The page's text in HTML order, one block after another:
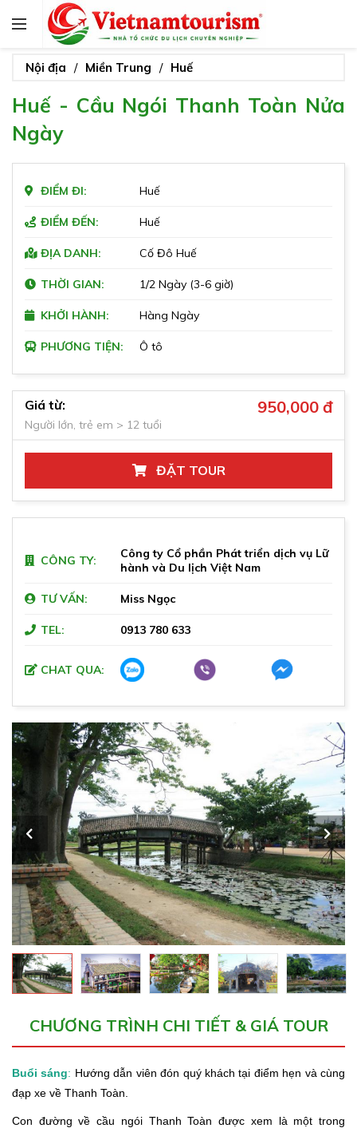
Nội địa Miền Trung Huế
Huế - Cầu Ngói Thanh Toàn Nửa
Ngày
ĐIỂM ĐI: Huế
ĐIỂM ĐẾN: Huế
ĐỊA DANH: Cố Đô Huế
THỜI GIAN: 1/2 Ngày (3-6 giờ)
KHỞI HÀNH: Hàng Ngày
PHƯƠNG TIỆN: Ô tô
Giá từ:
Người lớn, trẻ em > 12 tuổi
950,000 đ
ĐẶT TOUR
CÔNG TY:
Công ty Cổ phần Phát triển dịch vụ Lữ
hành và Du lịch Việt Nam
TƯ VẤN: Miss Ngọc
TEL: 0913 780 633
CHAT QUA:
CHƯƠNG TRÌNH CHI TIẾT & GIÁ TOUR
Buổi sáng: Hướng dẫn viên đón quý khách tại điểm hẹn và cùng
đạp xe về Thanh Toàn.
Con đường về cầu ngói Thanh Toàn được xem là một trong